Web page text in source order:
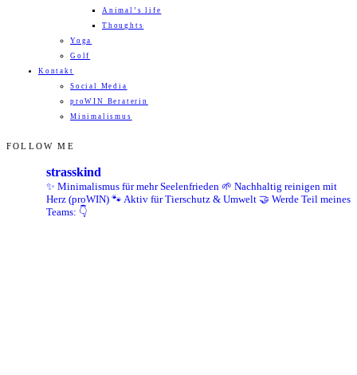
Animal’s life
Thoughts
Yoga
Golf
Kontakt
Social Media
proWIN Beraterin
Minimalismus
FOLLOW ME
strasskind
✨ Minimalismus für mehr Seelenfrieden 🌱 Nachhaltig reinigen mit
Herz (proWIN) 🐾 Aktiv für Tierschutz & Umwelt 🤝 Werde Teil meines
Teams: 👇